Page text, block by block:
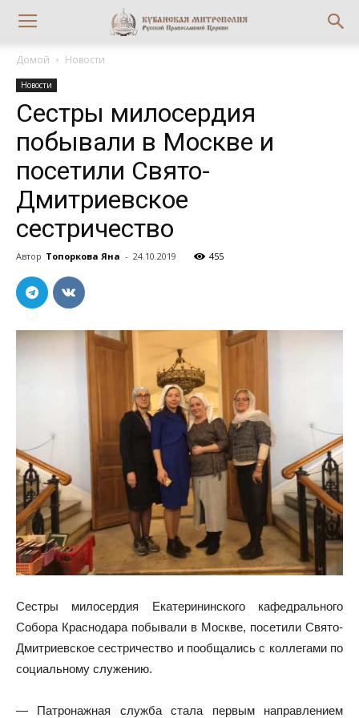
Домой Новости
Новости
Сестры милосердия
побывали в Москве и
посетили Свято-
Дмитриевское
сестричество
Автор Топоркова Яна - 24.10.2019 455
Сестры милосердия Екатерининского кафедрального
Собора Краснодара побывали в Москве, посетили Свято-
Дмитриевское сестричество и пообщались с коллегами по
социальному служению.
— Патронажная служба стала первым направлением